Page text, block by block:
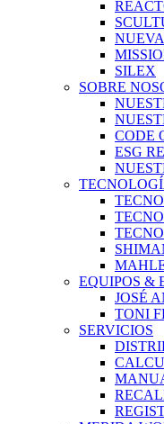
SILEX
SOBRE
CODE
ESG
EQUIPOS &
JOSÉ
TONI
SERVICIOS